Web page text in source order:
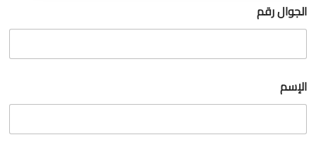
الجوال رقم
الإسم